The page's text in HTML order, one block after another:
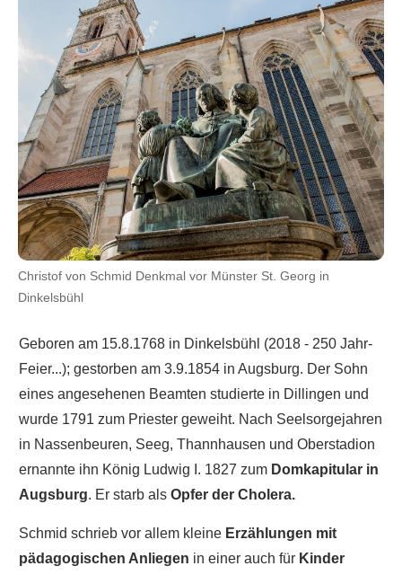
Christof von Schmid Denkmal vor Münster St. Georg in
Dinkelsbühl
Geboren am 15.8.1768 in Dinkelsbühl (2018 - 250 Jahr-
Feier...); gestorben am 3.9.1854 in Augsburg. Der Sohn
eines angesehenen Beamten studierte in Dillingen und
wurde 1791 zum Priester geweiht. Nach Seelsorgejahren
in Nassenbeuren, Seeg, Thannhausen und Oberstadion
ernannte ihn König Ludwig I. 1827 zum Domkapitular in
Augsburg. Er starb als Opfer der Cholera.
Schmid schrieb vor allem kleine Erzählungen mit
pädagogischen Anliegen in einer auch für Kinder